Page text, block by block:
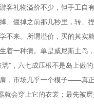
客礼物溢价不少，但手工
、僵掉之前那几秒里，转、
不来。所谓溢价，买的其实就
着一种病。单是威尼斯主
”，六七成压根不是岛上做的
，市场几乎一个模子——真
就会穿上它的衣裳；最先被